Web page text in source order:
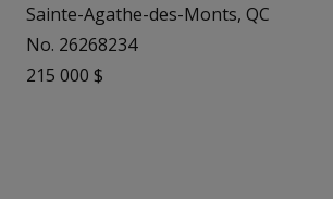
Sainte-Agathe-des-Monts, QC
No. 26268234
215 000 $